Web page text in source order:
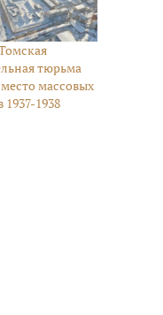
тюрьма
массовых
1937-1938